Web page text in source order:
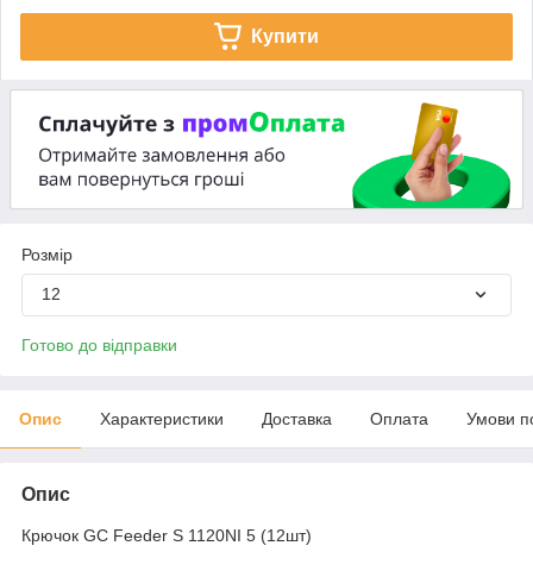
Купити
Розмір
12
Готово до відправки
Опис Характеристики Доставка Оплата Умови
Опис
Крючок GC Feeder S 1120NI 5 (12шт)